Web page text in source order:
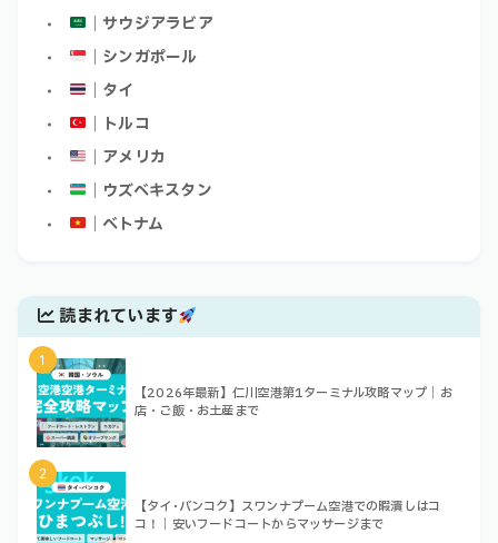
｜サウジアラビア
｜シンガポール
｜タイ
｜トルコ
｜アメリカ
｜ウズベキスタン
｜ベトナム
読まれています
1
【2026年最新】仁川空港第1ターミナル攻略マップ｜お
店・ご飯・お土産まで
2
【タイ･バンコク】スワンナプーム空港での暇潰しはコ
コ！｜安いフードコートからマッサージまで